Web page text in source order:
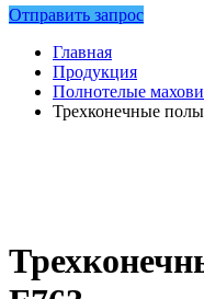
Отправить запрос
Главная
Продукция
Полнотелые
Трехконечные